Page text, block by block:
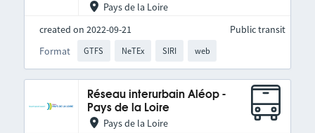
Pays de la Loire
created on 2022-09-21
Format
GTFS NeTEx SIRI web
Public transit
Réseau interurbain Aléop -
Pays de la Loire
Pays de la Loire